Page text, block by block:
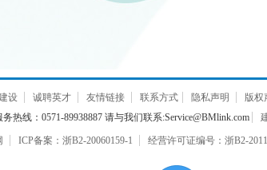
设 诚聘英才 友情链接 联系方式 隐私声明 版权
热线：0571-89938887 请与我们联系:Service@BMlink.com
ICP备案：浙B2-20060159-1 经营许可证编号：浙B2-